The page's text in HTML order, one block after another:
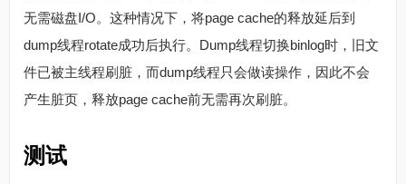
无需磁盘I/O。这种情况下，将page cache的释放延后到
dump线程rotate成功后执行。Dump线程切换binlog时，旧文
件已被主线程刷脏，而dump线程只会做读操作，因此不会
产生脏页，释放page cache前无需再次刷脏。
测试